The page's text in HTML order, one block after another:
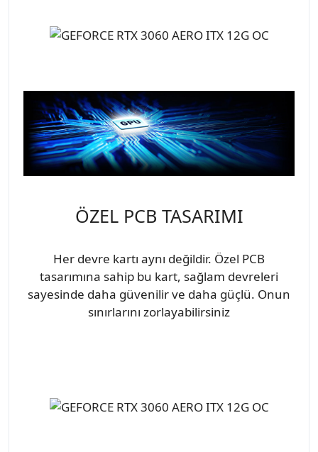
ÖZEL PCB TASARIMI
Her devre kartı aynı değildir. Özel PCB
tasarımına sahip bu kart, sağlam devreleri
sayesinde daha güvenilir ve daha güçlü. Onun
sınırlarını zorlayabilirsiniz